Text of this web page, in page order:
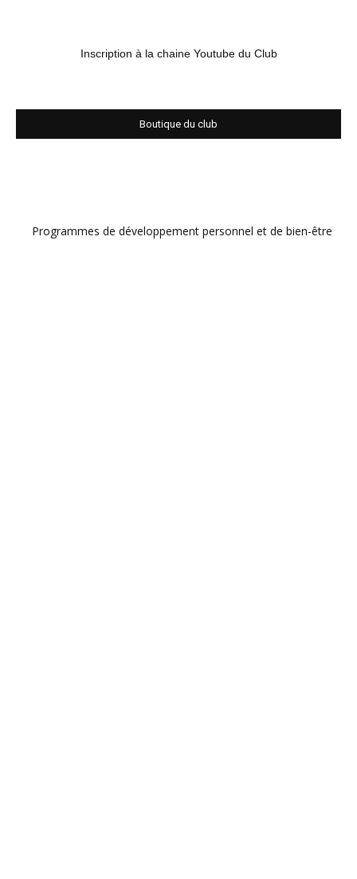
Inscription à la chaine Youtube du Club
Boutique du club
Programmes de développement personnel et de bien-être